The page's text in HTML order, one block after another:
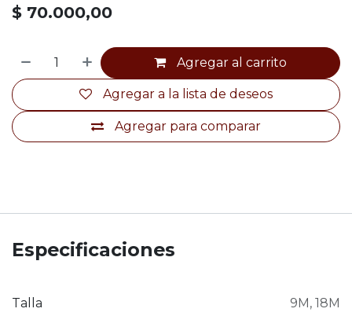
$ 70.000,00
Agregar al carrito
Agregar para comparar
Agregar a la lista de deseos
Especificaciones
Talla 9M, 18M